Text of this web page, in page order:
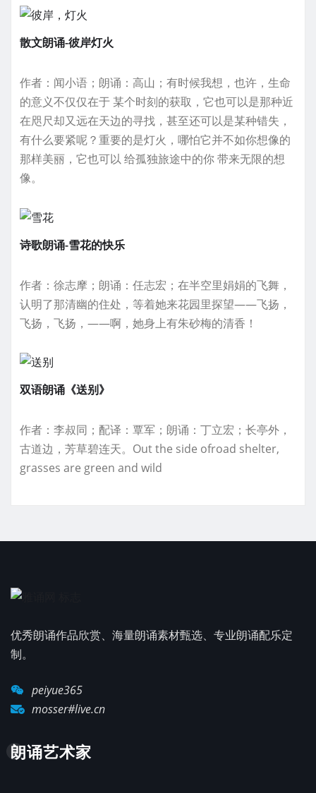
散文朗诵-彼岸灯火
作者：闻小语；朗诵：高山；有时候我想，也许，生命
的意义不仅仅在于 某个时刻的获取，它也可以是那种近
在咫尺却又远在天边的寻找，甚至还可以是某种错失，
有什么要紧呢？重要的是灯火，哪怕它并不如你想像的
那样美丽，它也可以 给孤独旅途中的你 带来无限的想
像。
诗歌朗诵-雪花的快乐
作者：徐志摩；朗诵：任志宏；在半空里娟娟的飞舞，
认明了那清幽的住处，等着她来花园里探望——飞扬，
飞扬，飞扬，——啊，她身上有朱砂梅的清香！
双语朗诵《送别》
作者：李叔同；配译：覃军；朗诵：丁立宏；长亭外，
古道边，芳草碧连天。Out the side ofroad shelter,
grasses are green and wild
优秀朗诵作品欣赏、海量朗诵素材甄选、专业朗诵配乐定
制。
peiyue365
mosser#live.cn
朗诵艺术家